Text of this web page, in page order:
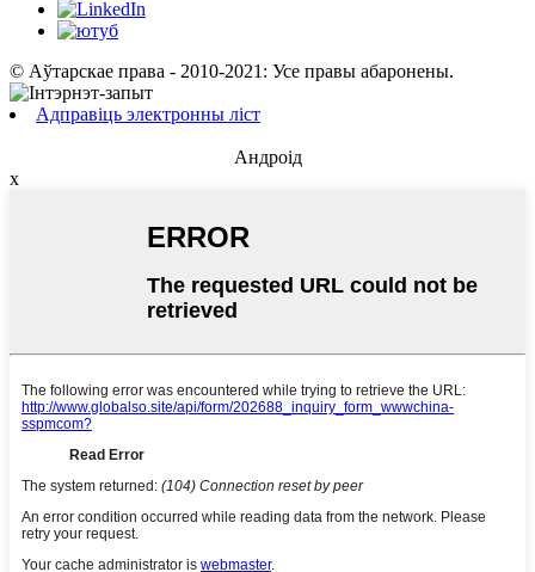
© Аўтарскае права - 2010-2021: Усе правы абаронены.
Адправіць электронны ліст
Андроід
x